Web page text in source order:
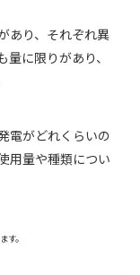
あり、それぞれ異
に限りがあり、
電がどれくらいの
用量や種類につい
す。